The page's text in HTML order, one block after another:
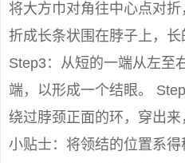
将大方巾对角往中心点对
折成长条状围在脖子上，长
Step3：从短的一端从左至
端，以形成一个结眼。
绕过脖颈正面的环，穿出
小贴士：将领结的位置系